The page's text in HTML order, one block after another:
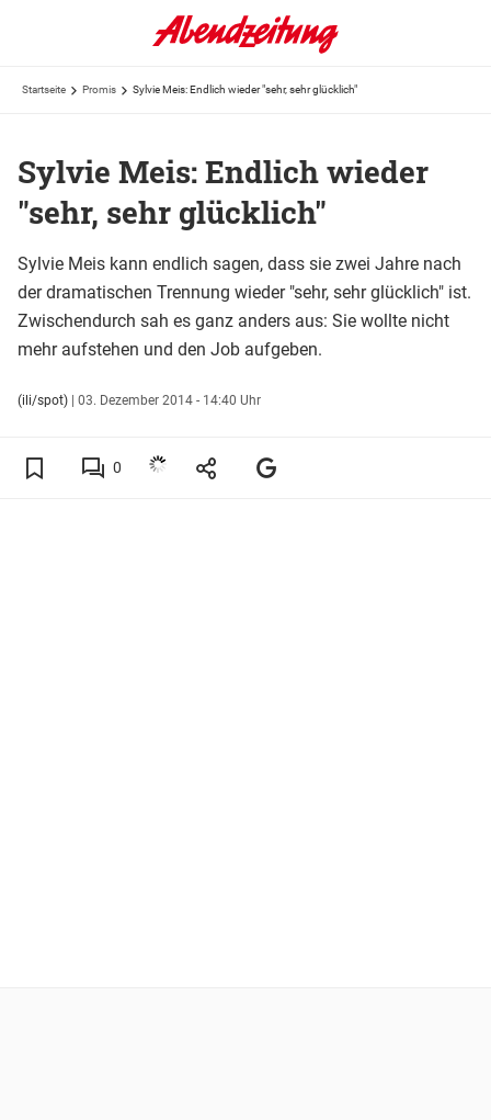
Startseite Promis Sylvie Meis: Endlich wieder "sehr, sehr glücklich"
Sylvie Meis: Endlich wieder
"sehr, sehr glücklich"
Sylvie Meis kann endlich sagen, dass sie zwei Jahre nach
der dramatischen Trennung wieder "sehr, sehr glücklich" ist.
Zwischendurch sah es ganz anders aus: Sie wollte nicht
mehr aufstehen und den Job aufgeben.
(ili/spot) | 03. Dezember 2014 - 14:40 Uhr
0